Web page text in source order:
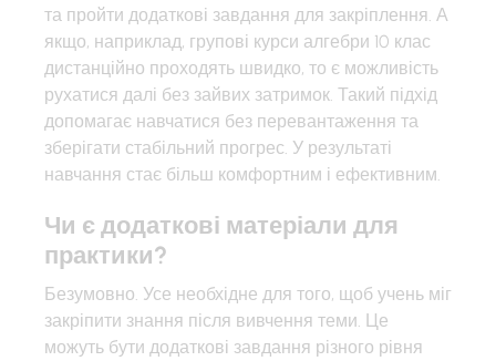
та пройти додаткові завдання для закріплення. А
якщо, наприклад, групові курси алгебри 10 клас
дистанційно проходять швидко, то є можливість
рухатися далі без зайвих затримок. Такий підхід
допомагає навчатися без перевантаження та
зберігати стабільний прогрес. У результаті
навчання стає більш комфортним і ефективним.
Чи є додаткові матеріали для
практики?
Безумовно. Усе необхідне для того, щоб учень міг
закріпити знання після вивчення теми. Це
можуть бути додаткові завдання різного рівня